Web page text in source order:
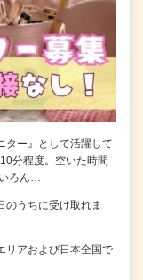
ター』として活躍して
分程度。空いた時間
ろん…
うちに受け取れま
アおよび日本全国で